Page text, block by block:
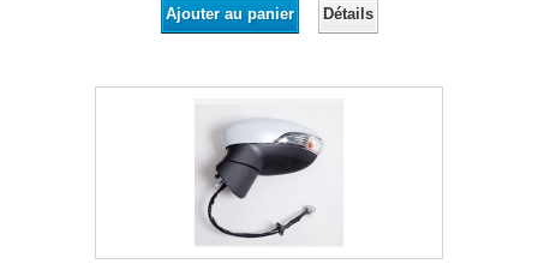
Ajouter au panier Détails